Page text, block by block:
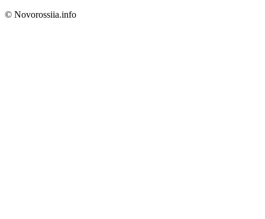
© Novorossiia.info